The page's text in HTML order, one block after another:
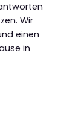
Wir
einen
in